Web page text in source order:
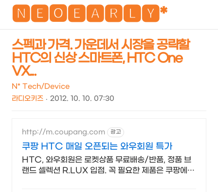
🅽🅴🅾🅴🅰🆁🅻🆈*
검
스펙과 가격. 가운데서 시장을 공략할
HTC의 신상 스마트폰, HTC One
VX...
N* Tech/Device
라디오키즈
2012. 10. 10. 07:30
http://m.coupang.com 광고
쿠팡 HTC 매일 오픈되는 와우회원 특가
HTC, 와우회원은 로켓상품 무료배송/반품, 정품 브
랜드 셀렉션 R.LUX 입점. 꼭 필요한 제품은 쿠팡에서